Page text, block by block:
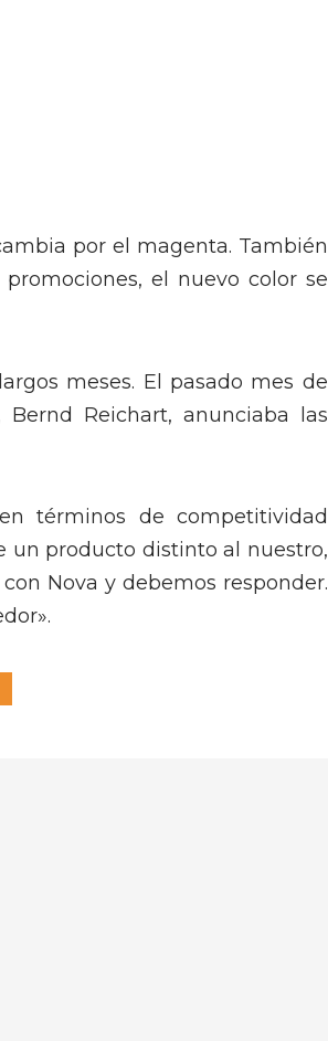
por el magenta. También
el nuevo color se
meses. El pasado mes de
Bernd Reichart, anunciaba las
términos de competitividad
un producto distinto al nuestro,
Nova y debemos responder.